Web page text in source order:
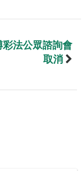
法公眾諮詢會
取消